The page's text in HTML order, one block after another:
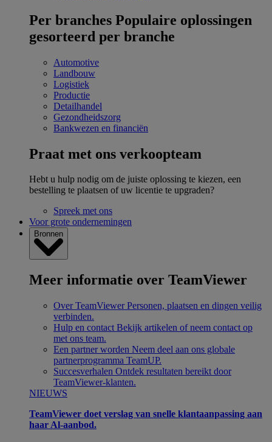
Per branches Populaire oplossingen
gesorteerd per branche
Automotive
Landbouw
Logistiek
Productie
Detailhandel
Gezondheidszorg
Bankwezen en financiën
Praat met ons verkoopteam
Hebt u hulp nodig om de juiste oplossing te kiezen, een
bestelling te plaatsen of uw licentie te upgraden?
Spreek met ons
Voor grote ondernemingen
Bronnen
Meer informatie over TeamViewer
Over TeamViewer Personen, plaatsen en dingen veilig
verbinden.
Hulp en contact Bekijk artikelen of neem contact op
met ons team.
Een partner worden Neem deel aan ons globale
partnerprogramma TeamUP.
Succesverhalen Ontdek resultaten bereikt door
TeamViewer-klanten.
NIEUWS
TeamViewer doet verslag van snelle klantaanpassing aan
haar Al-aanbod.